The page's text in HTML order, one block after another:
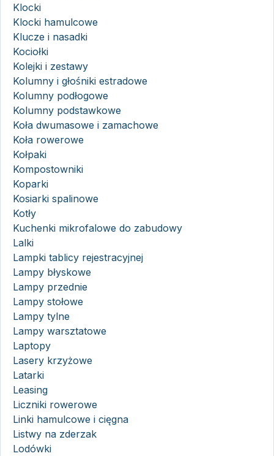
Klocki
Klocki hamulcowe
Klucze i nasadki
Kociołki
Kolejki i zestawy
Kolumny i głośniki estradowe
Kolumny podłogowe
Kolumny podstawkowe
Koła dwumasowe i zamachowe
Koła rowerowe
Kołpaki
Kompostowniki
Koparki
Kosiarki spalinowe
Kotły
Kuchenki mikrofalowe do zabudowy
Lalki
Lampki tablicy rejestracyjnej
Lampy błyskowe
Lampy przednie
Lampy stołowe
Lampy tylne
Lampy warsztatowe
Laptopy
Lasery krzyżowe
Latarki
Leasing
Liczniki rowerowe
Linki hamulcowe i cięgna
Listwy na zderzak
Lodówki